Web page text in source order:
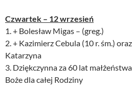
Czwartek – 12 wrzesień
1. + Bolesław Migas – (greg.)
2. + Kazimierz Cebula (10 r. śm.)
Katarzyna
3. Dziękczynna za 60 lat
Boże dla całej Rodziny